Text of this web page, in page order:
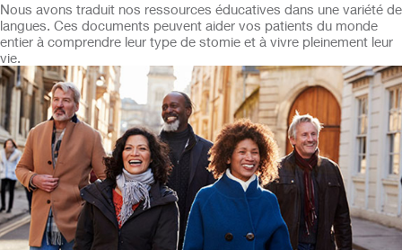
Nous avons traduit nos ressources éducatives dans une variété de
langues. Ces documents peuvent aider vos patients du monde
entier à comprendre leur type de stomie et à vivre pleinement leur
vie.